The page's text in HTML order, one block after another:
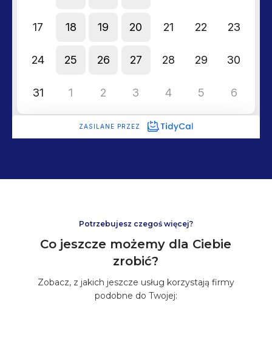
Potrzebujesz czegoś więcej?
Co jeszcze możemy dla Ciebie
zrobić?
Zobacz, z jakich jeszcze usług korzystają firmy
podobne do Twojej: